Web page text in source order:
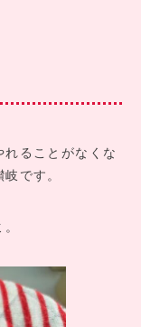
ることがなくな
です。